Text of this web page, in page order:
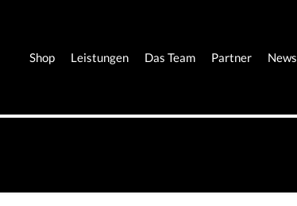
Shop Leistungen Das Team Partner News